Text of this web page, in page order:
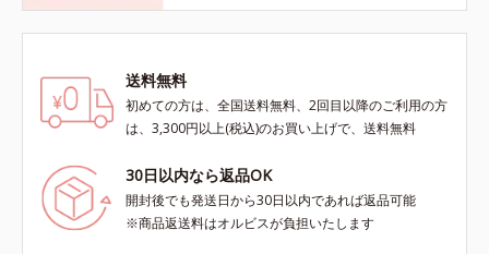
送料無料
初めての方は、全国送料無料、2回目以降のご利用の方
は、3,300円以上(税込)のお買い上げで、送料無料
30日以内なら返品OK
開封後でも発送日から30日以内であれば返品可能
※商品返送料はオルビスが負担いたします